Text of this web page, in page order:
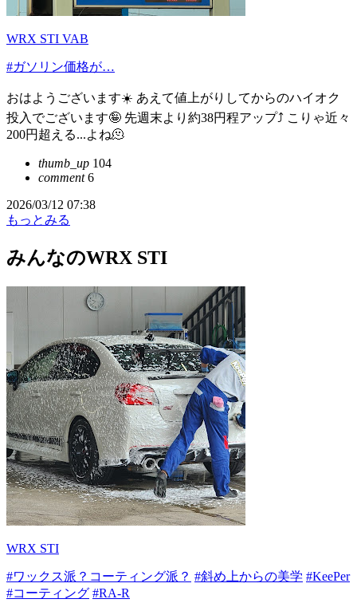
WRX STI VAB
#ガソリン価格が…
おはようございます☀️ あえて値上がりしてからのハイオク
投入でございます🤪 先週末より約38円程アップ⤴️ こりゃ近々
200円超える...よね🫠
thumb_up 104
comment6
2026/03/12 07:38
もっとみる
みんなのWRX STI
WRX STI
#ワックス派？コーティング派？ #斜め上からの美学 #KeePer
#コーティング #RA-R